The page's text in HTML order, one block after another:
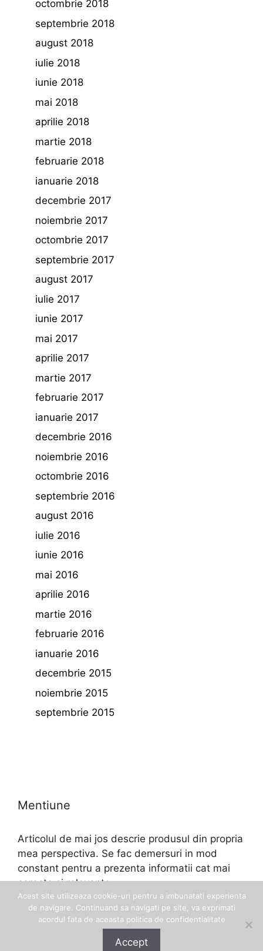
octombrie 2018
septembrie 2018
august 2018
iulie 2018
iunie 2018
mai 2018
aprilie 2018
martie 2018
februarie 2018
ianuarie 2018
decembrie 2017
noiembrie 2017
octombrie 2017
septembrie 2017
august 2017
iulie 2017
iunie 2017
mai 2017
aprilie 2017
martie 2017
februarie 2017
ianuarie 2017
decembrie 2016
noiembrie 2016
octombrie 2016
septembrie 2016
august 2016
iulie 2016
iunie 2016
mai 2016
aprilie 2016
martie 2016
februarie 2016
ianuarie 2016
decembrie 2015
noiembrie 2015
septembrie 2015
Mentiune
Articolul de mai jos descrie produsul din propria
mea perspectiva. Se fac demersuri in mod
constant pentru a prezenta informatii cat mai
corecte si relevante.
Acest site utilizeaza cookie-uri pentru a imbunatati experienta
de navigare. Continuand sa navigati pe site, va exprimati
acordul fata de aceasta politica de confidentialitate
Accept